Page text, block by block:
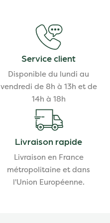
Service client
Disponible du lundi au
vendredi de 8h à 13h et de
14h à 18h
Livraison rapide
Livraison en France
métropolitaine et dans
l'Union Européenne.